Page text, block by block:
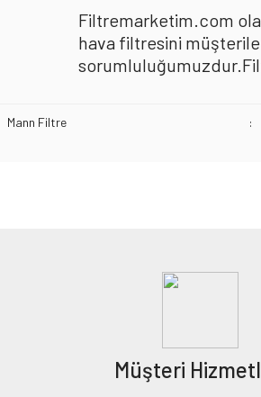
Filtremarketim.com
hava filtresini
Mann Filtre :
Müşteri